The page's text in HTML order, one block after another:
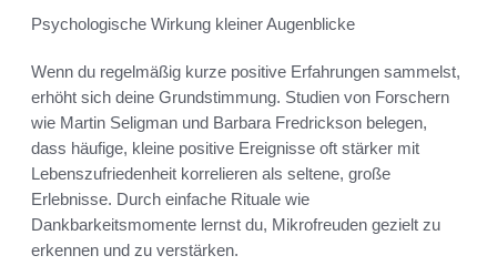
Psychologische Wirkung kleiner Augenblicke
Wenn du regelmäßig kurze positive Erfahrungen sammelst,
erhöht sich deine Grundstimmung. Studien von Forschern
wie Martin Seligman und Barbara Fredrickson belegen,
dass häufige, kleine positive Ereignisse oft stärker mit
Lebenszufriedenheit korrelieren als seltene, große
Erlebnisse. Durch einfache Rituale wie
Dankbarkeitsmomente lernst du, Mikrofreuden gezielt zu
erkennen und zu verstärken.